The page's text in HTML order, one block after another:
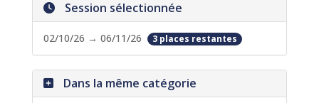
Session sélectionnée
02/10/26 → 06/11/26 3 places restantes
Dans la même catégorie